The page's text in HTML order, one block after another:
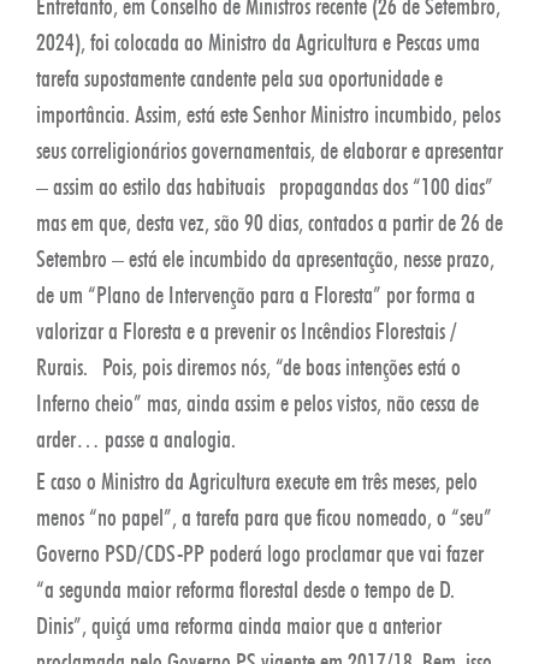
Entretanto, em Conselho de Ministros recente (26 de Setembro,
2024), foi colocada ao Ministro da Agricultura e Pescas uma
tarefa supostamente candente pela sua oportunidade e
importância. Assim, está este Senhor Ministro incumbido, pelos
seus correligionários governamentais, de elaborar e apresentar
– assim ao estilo das habituais propagandas dos “100 dias”
mas em que, desta vez, são 90 dias, contados a partir de 26 de
Setembro – está ele incumbido da apresentação, nesse prazo,
de um “Plano de Intervenção para a Floresta” por forma a
valorizar a Floresta e a prevenir os Incêndios Florestais /
Rurais. Pois, pois diremos nós, “de boas intenções está o
Inferno cheio” mas, ainda assim e pelos vistos, não cessa de
arder… passe a analogia.
E caso o Ministro da Agricultura execute em três meses, pelo
menos “no papel”, a tarefa para que ficou nomeado, o “seu”
Governo PSD/CDS-PP poderá logo proclamar que vai fazer
“a segunda maior reforma florestal desde o tempo de D.
Dinis”, quiçá uma reforma ainda maior que a anterior